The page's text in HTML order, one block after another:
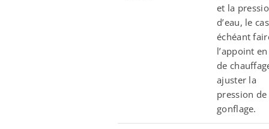
et la
d’eau, le cas
échéant
l’appoint
de
ajuster la
pression de
gonflage.